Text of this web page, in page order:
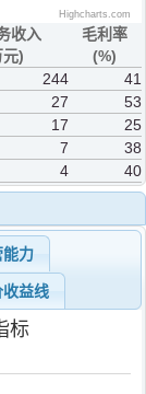
Highcharts.com
收入
)
毛利率
(%)
244
41
27
53
17
25
7
38
4 40
能力
收益线
标